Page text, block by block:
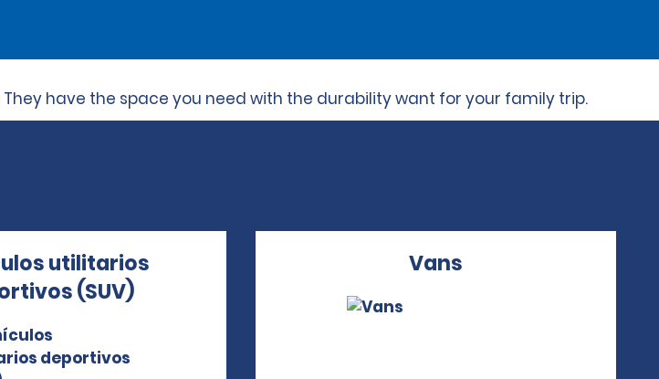
have the space you need with the durability want for your family trip.
utilitarios
(SUV)
Vans